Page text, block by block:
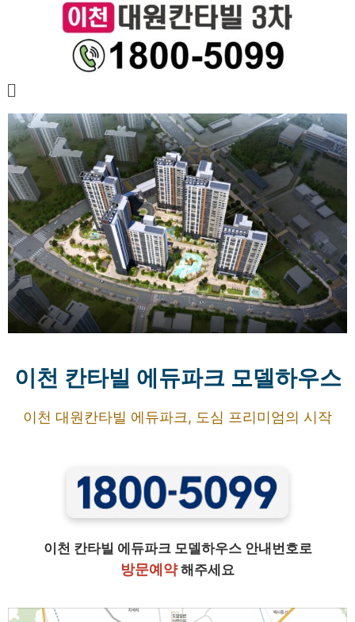
이천 칸타빌 에듀파크 모델하우스
이천 대원칸타빌 에듀파크, 도심 프리미엄의 시작
이천 칸타빌 에듀파크 모델하우스 안내번호로
방문예약해주세요